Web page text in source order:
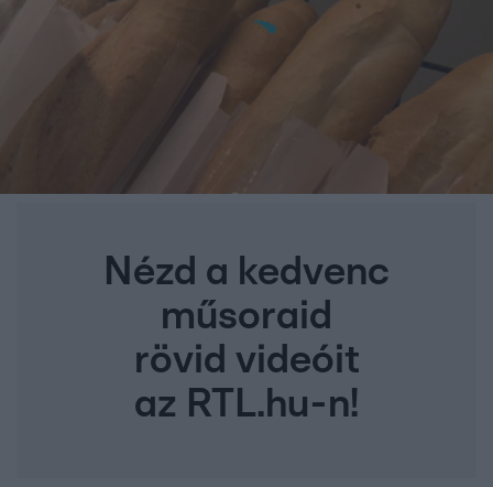
Nézd a kedvenc
műsoraid
rövid videóit
az RTL.hu-n!